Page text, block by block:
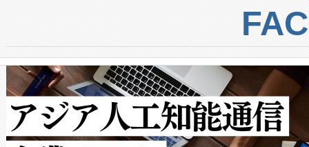
centers. Voltaiqは、ai&のAI
からシステム統合、試運転、
クルの各段階のデータを監視
[…]
トに対して約600メートルに
では、反射率10％のターゲッ
で向上し、最大検知距離は
ットだけで最大1キロメート
ルの変電所周囲を監視でき、